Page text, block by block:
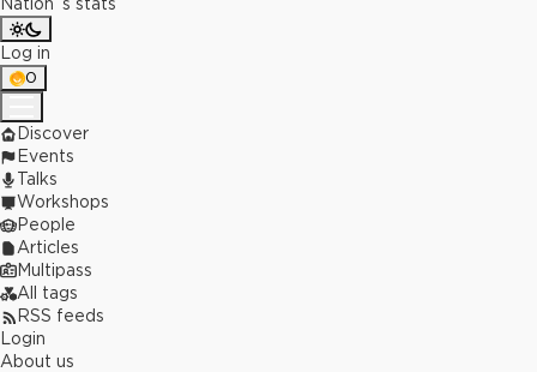
Log in
0
Discover
Events
Talks
Workshops
People
Articles
Multipass
All tags
RSS feeds
Login
About us